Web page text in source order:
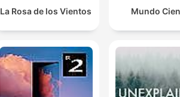
La Rosa de los Vientos Mundo